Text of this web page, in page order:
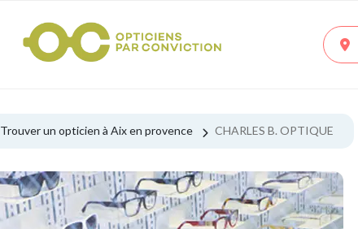
Trouver un opticien à Aix en provence CHARLES B. OPTIQUE